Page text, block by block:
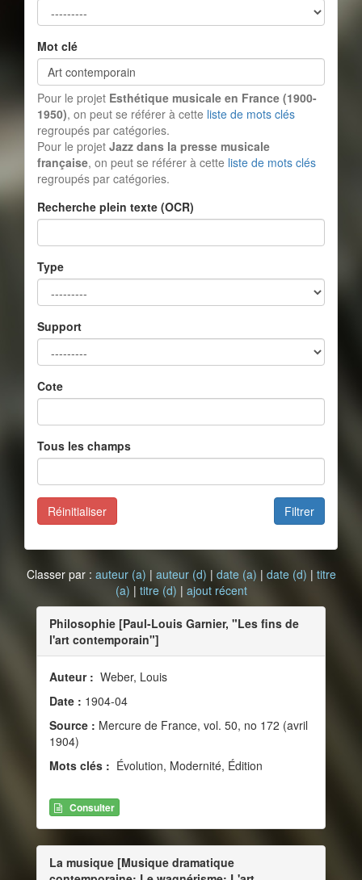
Mot clé
Pour le projet Esthétique musicale en France (1900-
1950), on peut se référer à cette liste de mots clés
regroupés par catégories.
Pour le projet Jazz dans la presse musicale
française, on peut se référer à cette liste de mots clés
regroupés par catégories.
Recherche plein texte (OCR)
Type
Support
Cote
Tous les champs
Filtrer
Réinitialiser
Classer par : auteur (a) | auteur (d) | date (a) | date (d) | titre
(a) | titre (d) | ajout récent
Philosophie [Paul-Louis Garnier, "Les fins de
l'art contemporain"]
Auteur : Weber, Louis
Date : 1904-04
Source : Mercure de France, vol. 50, no 172 (avril
1904)
Mots clés : Évolution, Modernité, Édition
Consulter
La musique [Musique dramatique